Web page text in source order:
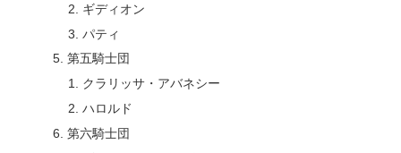
ギディオン
パティ
第五騎士団
クラリッサ・アバネシー
ハロルド
第六騎士団